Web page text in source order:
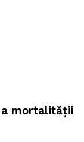
a mortalității